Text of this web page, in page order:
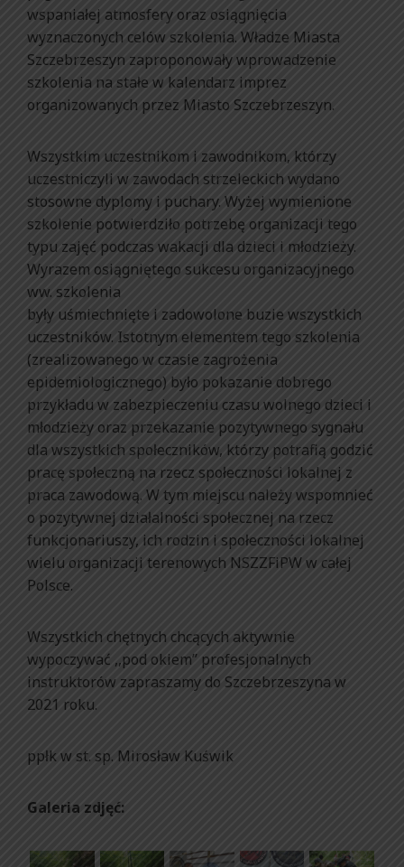
wspaniałej atmosfery oraz osiągnięcia
wyznaczonych celów szkolenia. Władze Miasta
Szczebrzeszyn zaproponowały wprowadzenie
szkolenia na stałe w kalendarz imprez
organizowanych przez Miasto Szczebrzeszyn.
Wszystkim uczestnikom i zawodnikom, którzy
uczestniczyli w zawodach strzeleckich wydano
stosowne dyplomy i puchary. Wyżej wymienione
szkolenie potwierdziło potrzebę organizacji tego
typu zajęć podczas wakacji dla dzieci i młodzieży.
Wyrazem osiągniętego sukcesu organizacyjnego
ww. szkolenia
były uśmiechnięte i zadowolone buzie wszystkich
uczestników. Istotnym elementem tego szkolenia
(zrealizowanego w czasie zagrożenia
epidemiologicznego) było pokazanie dobrego
przykładu w zabezpieczeniu czasu wolnego dzieci i
młodzieży oraz przekazanie pozytywnego sygnału
dla wszystkich społeczników, którzy potrafią godzić
pracę społeczną na rzecz społeczności lokalnej z
praca zawodową. W tym miejscu należy wspomnieć
o pozytywnej działalności społecznej na rzecz
funkcjonariuszy, ich rodzin i społeczności lokalnej
wielu organizacji terenowych NSZZFiPW w całej
Polsce.
Wszystkich chętnych chcących aktywnie
wypoczywać ,,pod okiem’’ profesjonalnych
instruktorów zapraszamy do Szczebrzeszyna w
2021 roku.
ppłk w st. sp. Mirosław Kuświk
Galeria zdjęć: